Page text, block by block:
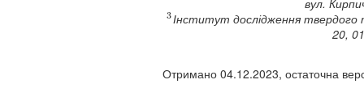
вул.
3
3Інститут дослідження твердого
20,
Отримано 04.12.2023, остаточна